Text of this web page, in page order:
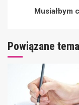
Musiałbym
Powiązane